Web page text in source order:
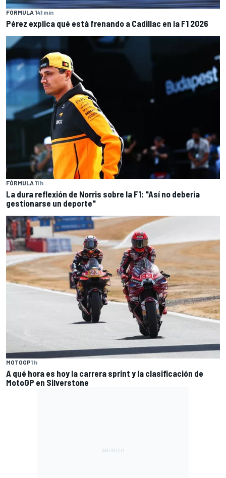
FÓRMULA 141 min
Pérez explica qué está frenando a Cadillac en la F1 2026
FÓRMULA 11 h
La dura reflexión de Norris sobre la F1: "Así no debería
gestionarse un deporte"
MOTOGP1 h
A qué hora es hoy la carrera sprint y la clasificación de
MotoGP en Silverstone